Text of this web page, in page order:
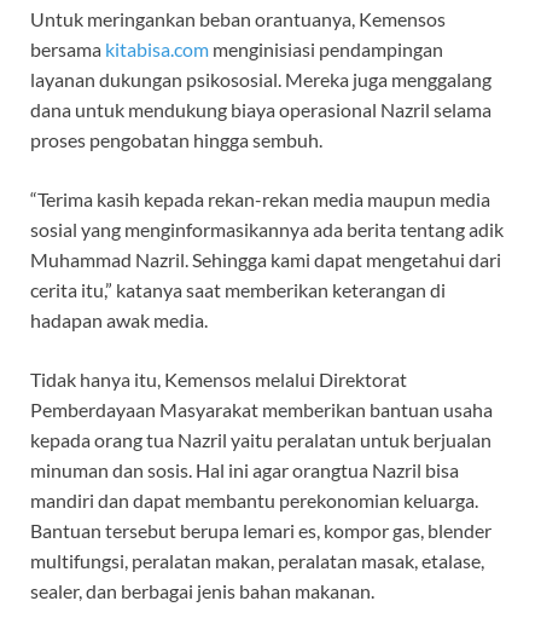
Untuk meringankan beban orantuanya, Kemensos
bersama kitabisa.com menginisiasi pendampingan
layanan dukungan psikososial. Mereka juga menggalang
dana untuk mendukung biaya operasional Nazril selama
proses pengobatan hingga sembuh.
“Terima kasih kepada rekan-rekan media maupun media
sosial yang menginformasikannya ada berita tentang adik
Muhammad Nazril. Sehingga kami dapat mengetahui dari
cerita itu,” katanya saat memberikan keterangan di
hadapan awak media.
Tidak hanya itu, Kemensos melalui Direktorat
Pemberdayaan Masyarakat memberikan bantuan usaha
kepada orang tua Nazril yaitu peralatan untuk berjualan
minuman dan sosis. Hal ini agar orangtua Nazril bisa
mandiri dan dapat membantu perekonomian keluarga.
Bantuan tersebut berupa lemari es, kompor gas, blender
multifungsi, peralatan makan, peralatan masak, etalase,
sealer, dan berbagai jenis bahan makanan.